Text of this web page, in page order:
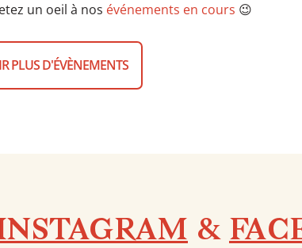
un oeil à nos événements en cours 😉
PLUS D'ÉVÈNEMENTS
&